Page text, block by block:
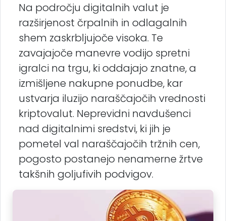
Na področju digitalnih valut je
razširjenost črpalnih in odlagalnih
shem zaskrbljujoče visoka. Te
zavajajoče manevre vodijo spretni
igralci na trgu, ki oddajajo znatne, a
izmišljene nakupne ponudbe, kar
ustvarja iluzijo naraščajočih vrednosti
kriptovalut. Neprevidni navdušenci
nad digitalnimi sredstvi, ki jih je
pometel val naraščajočih tržnih cen,
pogosto postanejo nenamerne žrtve
takšnih goljufivih podvigov.